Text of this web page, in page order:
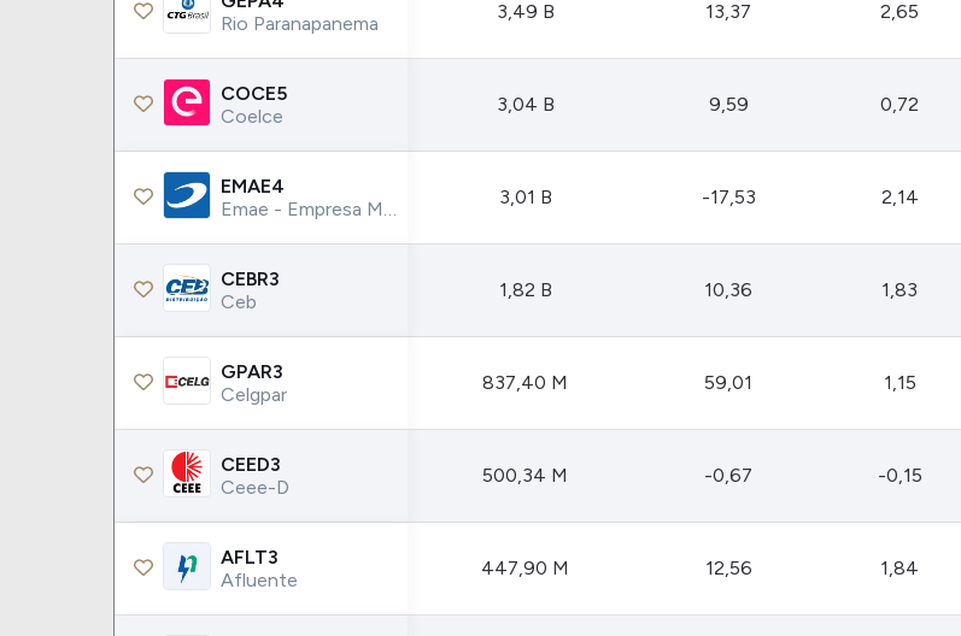
Rio Paranapanema
3,49 B 13,37 2,65
COCE5
Coelce
3,04 B 9,59 0,72
EMAE4
Emae - Empresa Metrop.aguas Energia
3,01 B -17,53 2,14
CEBR3
Ceb
1,82 B 10,36 1,83
GPAR3
Celgpar
837,40 M 59,01 1,15
CEED3
Ceee-D
500,34 M -0,67 -0,15
AFLT3
Afluente
447,90 M 12,56 1,84